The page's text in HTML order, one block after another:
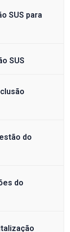
SUS para
SUS
do
do